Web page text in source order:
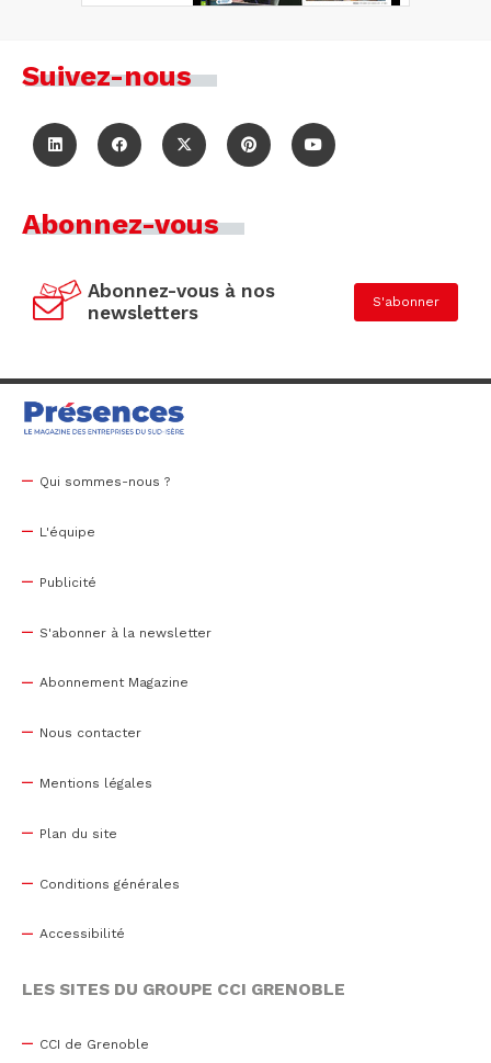
Suivez-nous
Abonnez-vous
Abonnez-vous à nos
newsletters
S'abonner
Qui sommes-nous ?
L'équipe
Publicité
S'abonner à la newsletter
Abonnement Magazine
Nous contacter
Mentions légales
Plan du site
Conditions générales
Accessibilité
LES SITES DU GROUPE CCI GRENOBLE
CCI de Grenoble